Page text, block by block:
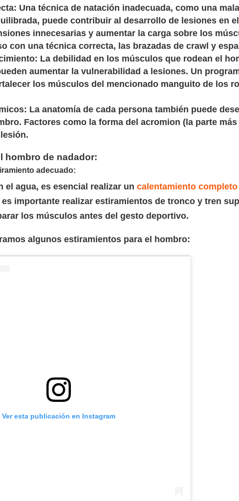
Una técnica de natación inadecuada, como una
puede contribuir al desarrollo de lesiones en
innecesarias y aumentar la carga sobre los
con una técnica correcta, las brazadas de crawl y
La debilidad en los músculos que rodean el
aumentar la vulnerabilidad a lesiones. Un
los músculos del mencionado manguito de los
La anatomía de cada persona también puede
Factores como la forma del acromion (la parte
hombro de nadador:
adecuado:
el agua, es esencial realizar un calentamiento
es importante realizar estiramientos de tronco y tren
los músculos antes del gesto deportivo.
algunos estiramientos para el hombro:
Ver esta publicación en Instagram